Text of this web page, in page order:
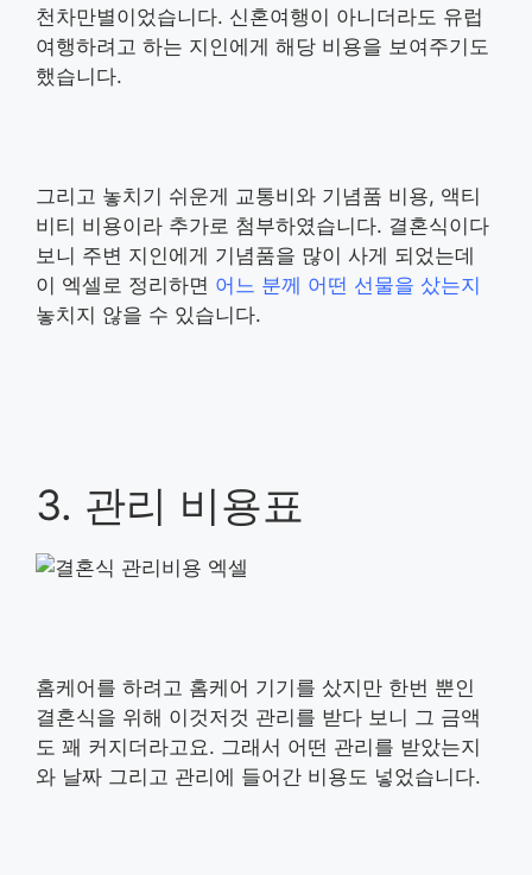
천차만별이었습니다. 신혼여행이 아니더라도 유럽
여행하려고 하는 지인에게 해당 비용을 보여주기도
했습니다.
그리고 놓치기 쉬운게 교통비와 기념품 비용, 액티
비티 비용이라 추가로 첨부하였습니다. 결혼식이다
보니 주변 지인에게 기념품을 많이 사게 되었는데
이 엑셀로 정리하면 어느 분께 어떤 선물을 샀는지
놓치지 않을 수 있습니다.
3. 관리 비용표
홈케어를 하려고 홈케어 기기를 샀지만 한번 뿐인
결혼식을 위해 이것저것 관리를 받다 보니 그 금액
도 꽤 커지더라고요. 그래서 어떤 관리를 받았는지
와 날짜 그리고 관리에 들어간 비용도 넣었습니다.